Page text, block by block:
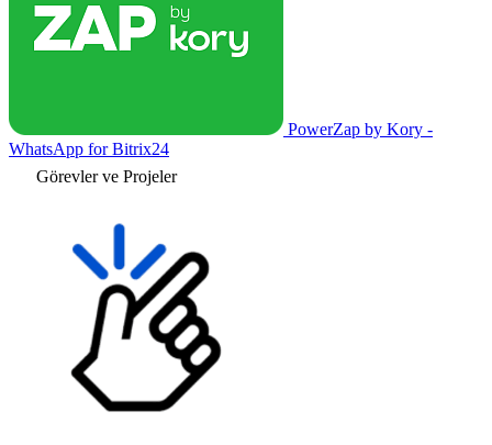
PowerZap by Kory -
WhatsApp for Bitrix24
Görevler ve Projeler